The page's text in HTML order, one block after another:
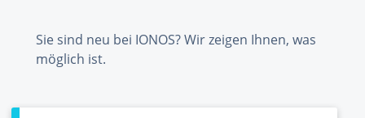
Sie sind neu bei IONOS? Wir zeigen Ihnen, was
möglich ist.